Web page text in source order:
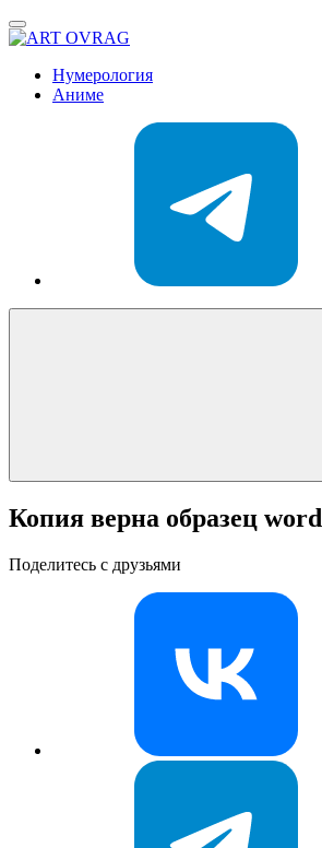
Нумерология
Аниме
Копия верна образец word
Поделитесь с друзьями